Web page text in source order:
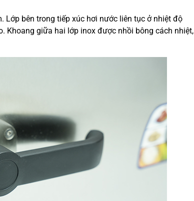
Lớp bên trong tiếp xúc hơi nước liên tục ở nhiệt độ
Khoang giữa hai lớp inox được nhồi bông cách nhiệt,